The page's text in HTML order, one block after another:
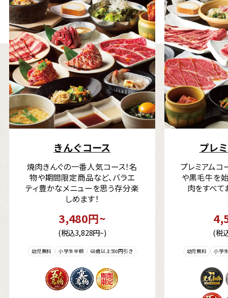
きんぐコース
焼肉きんぐの一番人気コース！名
物や期間限定商品など、バラエ
ティ豊かなメニューを思う存分楽
しめます！
3,480円~
(税込3,828円~)
幼児無料 小学生半額 60歳以上500円引き
プレ
プレミアム
や黒毛牛を
肉をすべて
(税
幼児無料 小学